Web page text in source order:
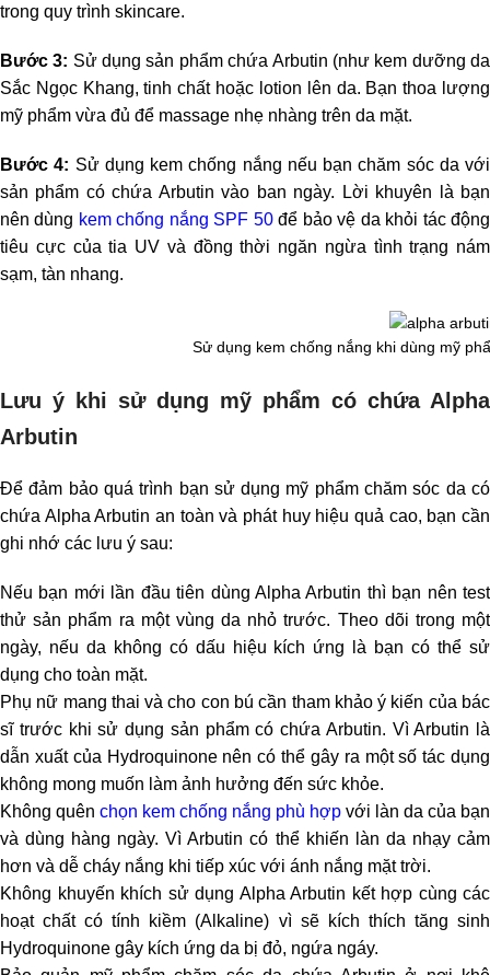
trong quy trình skincare.
Bước 3: Sử dụng sản phẩm chứa Arbutin (như kem dưỡng da
Sắc Ngọc Khang, tinh chất hoặc lotion lên da. Bạn thoa lượng
mỹ phẩm vừa đủ để massage nhẹ nhàng trên da mặt.
Bước 4: Sử dụng kem chống nắng nếu bạn chăm sóc da với
sản phẩm có chứa Arbutin vào ban ngày. Lời khuyên là bạn
nên dùng kem chống nắng SPF 50để bảo vệ da khỏi tác động
tiêu cực của tia UV và đồng thời ngăn ngừa tình trạng nám
sạm, tàn nhang.
Sử dụng kem chống nắng khi dùng mỹ
Lưu ý khi sử dụng mỹ phẩm có chứa Alpha
Arbutin
Để đảm bảo quá trình bạn sử dụng mỹ phẩm chăm sóc da có
chứa Alpha Arbutin an toàn và phát huy hiệu quả cao, bạn cần
ghi nhớ các lưu ý sau:
Nếu bạn mới lần đầu tiên dùng Alpha Arbutin thì bạn nên test
thử sản phẩm ra một vùng da nhỏ trước. Theo dõi trong một
ngày, nếu da không có dấu hiệu kích ứng là bạn có thể sử
dụng cho toàn mặt.
Phụ nữ mang thai và cho con bú cần tham khảo ý kiến của bác
sĩ trước khi sử dụng sản phẩm có chứa Arbutin. Vì Arbutin là
dẫn xuất của Hydroquinone nên có thể gây ra một số tác dụng
không mong muốn làm ảnh hưởng đến sức khỏe.
Không quên chọn kem chống nắng phù hợp với làn da của bạn
và dùng hàng ngày. Vì Arbutin có thể khiến làn da nhạy cảm
hơn và dễ cháy nắng khi tiếp xúc với ánh nắng mặt trời.
Không khuyến khích sử dụng Alpha Arbutin kết hợp cùng các
hoạt chất có tính kiềm (Alkaline) vì sẽ kích thích tăng sinh
Hydroquinone gây kích ứng da bị đỏ, ngứa ngáy.